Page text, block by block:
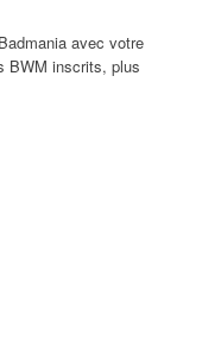
avec votre
BWM inscrits, plus